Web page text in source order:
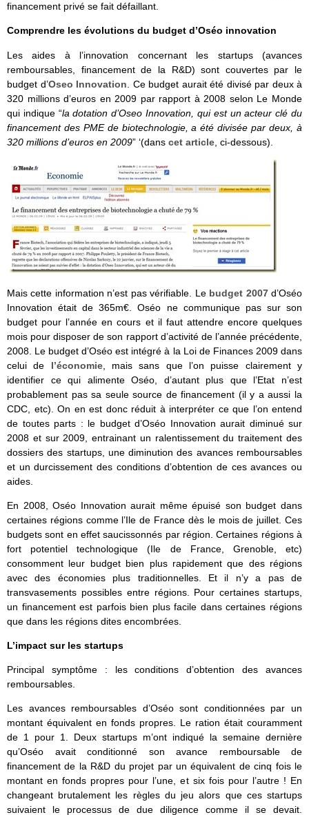
financement privé se fait défaillant.
Comprendre les évolutions du budget d’Oséo innovation
Les aides à l’innovation concernant les startups (avances
remboursables, financement de la R&D) sont couvertes par le
budget d’Oseo Innovation . Ce budget aurait été divisé par deux à
320 millions d’euros en 2009 par rapport à 2008 selon Le Monde
qui indique “la dotation d’Oseo Innovation, qui est un acteur clé du
financement des PME de biotechnologie, a été divisée par deux, à
320 millions d’euros en 2009” ‘(dans cet article , ci-dessous).
Mais cette information n’est pas vérifiable. Le budget 2007d’Oséo
Innovation était de 365m€. Oséo ne communique pas sur son
budget pour l’année en cours et il faut attendre encore quelques
mois pour disposer de son rapport d’activité de l’année précédente,
2008. Le budget d’Oséo est intégré à la Loi de Finances 2009 dans
celui de l’économie, mais sans que l’on puisse clairement y
identifier ce qui alimente Oséo, d’autant plus que l’Etat n’est
probablement pas sa seule source de financement (il y a aussi la
CDC, etc). On en est donc réduit à interpréter ce que l’on entend
de toutes parts : le budget d’Oséo Innovation aurait diminué sur
2008 et sur 2009, entrainant un ralentissement du traitement des
dossiers des startups, une diminution des avances remboursables
et un durcissement des conditions d’obtention de ces avances ou
aides.
En 2008, Oséo Innovation aurait même épuisé son budget dans
certaines régions comme l’Ile de France dès le mois de juillet. Ces
budgets sont en effet saucissonnés par région. Certaines régions à
fort potentiel technologique (Ile de France, Grenoble, etc)
consomment leur budget bien plus rapidement que des régions
avec des économies plus traditionnelles. Et il n’y a pas de
transvasements possibles entre régions. Pour certaines startups,
un financement est parfois bien plus facile dans certaines régions
que dans les régions dites encombrées.
L’impact sur les startups
Principal symptôme : les conditions d’obtention des avances
remboursables.
Les avances remboursables d’Oséo sont conditionnées par un
montant équivalent en fonds propres. Le ration était couramment
de 1 pour 1. Deux startups m’ont indiqué la semaine dernière
qu’Oséo avait conditionné son avance remboursable de
financement de la R&D du projet par un équivalent de cinq fois le
montant en fonds propres pour l’une, et six fois pour l’autre ! En
changeant brutalement les règles du jeu alors que ces startups
suivaient le processus de due diligence comme il se devait.